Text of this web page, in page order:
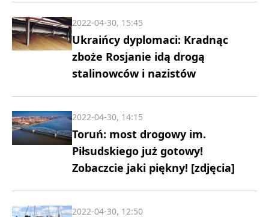
Ukraińcy dyplomaci: Kradnąc
zboże Rosjanie idą drogą
stalinowców i nazistów
2022-04-30, 15:45
Toruń: most drogowy im.
Piłsudskiego już gotowy!
Zobaczcie jaki piękny! [zdjęcia]
2022-04-30, 14:15
2022-04-30, 12:50